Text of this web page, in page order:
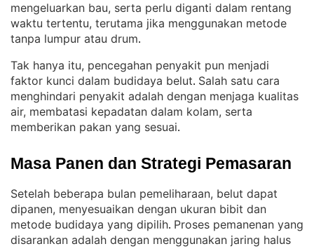
mengeluarkan bau, serta perlu diganti dalam rentang
waktu tertentu, terutama jika menggunakan metode
tanpa lumpur atau drum.
Tak hanya itu, pencegahan penyakit pun menjadi
faktor kunci dalam budidaya belut. Salah satu cara
menghindari penyakit adalah dengan menjaga kualitas
air, membatasi kepadatan dalam kolam, serta
memberikan pakan yang sesuai.
Masa Panen dan Strategi Pemasaran
Setelah beberapa bulan pemeliharaan, belut dapat
dipanen, menyesuaikan dengan ukuran bibit dan
metode budidaya yang dipilih. Proses pemanenan yang
disarankan adalah dengan menggunakan jaring halus